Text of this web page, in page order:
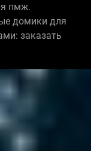
пмж.
домики для
заказать